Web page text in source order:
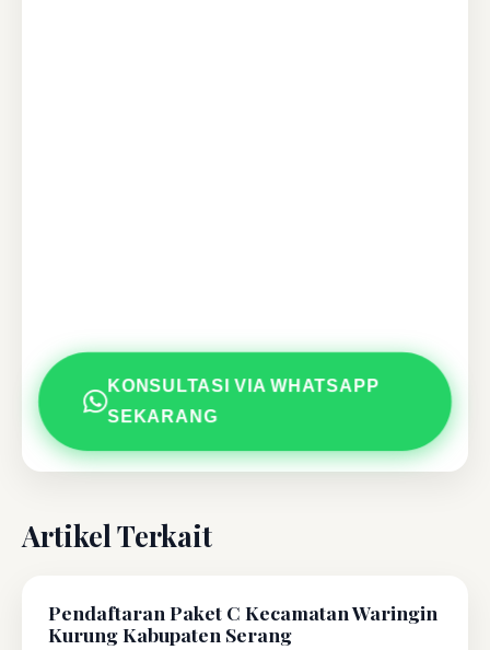
KONSULTASI VIA WHATSAPP
SEKARANG
Artikel Terkait
Pendaftaran Paket C Kecamatan Waringin
Kurung Kabupaten Serang